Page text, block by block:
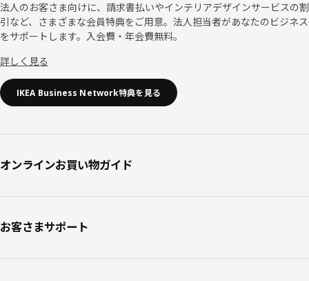
法人のお客さま向けに、請求書払いやインテリアデザインサービスの割
引など、さまざまな会員特典をご用意。法人担当者があなたのビジネス
をサポートします。入会費・年会費無料。
詳しく見る
IKEA Business Network特典を見る
オンラインお買い物ガイド
お客さまサポート